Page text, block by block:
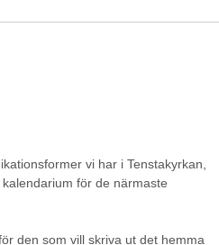
vi har i Tenstakyrkan,
för de närmaste
den som vill skriva ut det hemma